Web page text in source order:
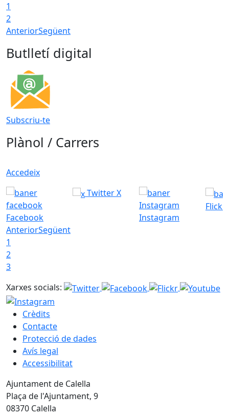
1
2
AnteriorSegüent
Butlletí digital
Subscriu-te
Plànol / Carrers
Accedeix
Facebook
Twitter X
Instagram
Flickr
AnteriorSegüent
1
2
3
Xarxes socials:
Crèdits
Contacte
Protecció de dades
Avís legal
Accessibilitat
Ajuntament de Calella
Plaça de l'Ajuntament, 9
08370 Calella